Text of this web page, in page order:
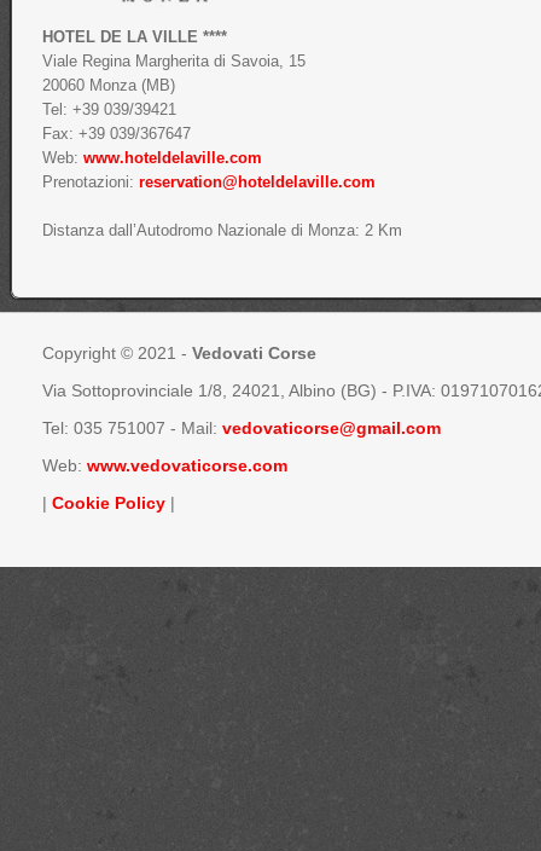
HOTEL DE LA VILLE ****
Viale Regina Margherita di Savoia, 15
20060 Monza (MB)
Tel: +39 039/39421
Fax: +39 039/367647
Web: www.hoteldelaville.com
Prenotazioni: reservation@hoteldelaville.com
Distanza dall’Autodromo Nazionale di Monza: 2 Km
Copyright © 2021 - Vedovati Corse
Via Sottoprovinciale 1/8, 24021, Albino (BG) - P.IVA:
Tel: 035 751007 - Mail: vedovaticorse@gmail.com
Web: www.vedovaticorse.com
| Cookie Policy |